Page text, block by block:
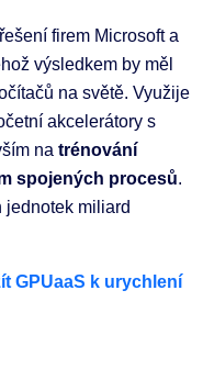
firem Microsoft a
výsledkem by měl
na světě. Využije
akcelerátory s
na trénování
spojených procesů.
jednotek miliard
GPUaaS k urychlení